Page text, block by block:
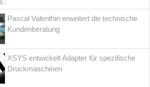
Pascal Valenthin erweitert die technische
Kundenberatung
XSYS entwickelt Adapter für spezifische
Druckmaschinen